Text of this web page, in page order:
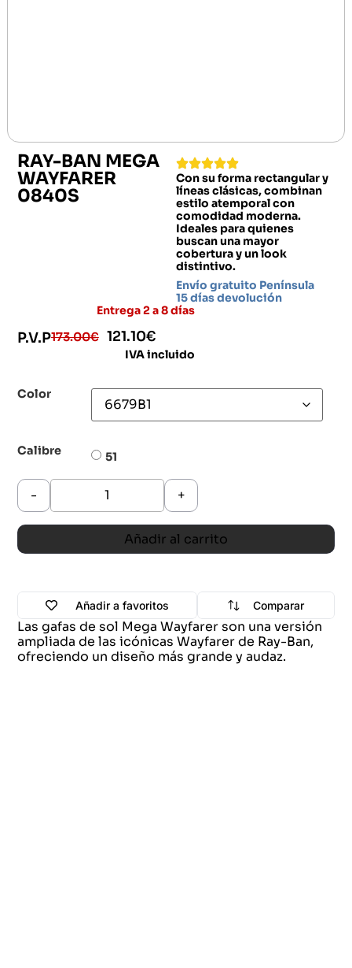
RAY-BAN MEGA
WAYFARER
0840S
Con su forma rectangular y
líneas clásicas, combinan
estilo atemporal con
comodidad moderna.
Ideales para quienes
buscan una mayor
cobertura y un look
distintivo.
Envío gratuito Península
15 días devolución
Entrega 2 a 8 días
P.V.P173.00€ 121.10€
IVA incluido
Color
Calibre 51
- +
Añadir al carrito
Añadir a favoritos Comparar
Las gafas de sol Mega Wayfarer son una versión
ampliada de las icónicas Wayfarer de Ray-Ban,
ofreciendo un diseño más grande y audaz.